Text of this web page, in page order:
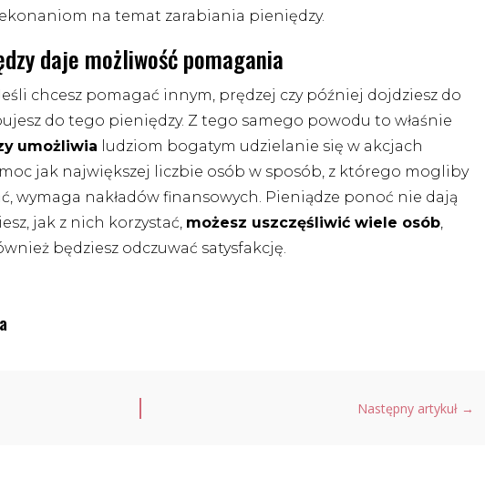
na temat zarabiania pieniędzy.
daje możliwość pomagania
chcesz pomagać innym, prędzej czy później dojdziesz do
do tego pieniędzy. Z tego samego powodu to właśnie
umożliwia ludziom bogatym udzielanie się w akcjach
jak największej liczbie osób w sposób, z którego mogliby
wymaga nakładów finansowych. Pieniądze ponoć nie dają
jak z nich korzystać, możesz uszczęśliwić wiele osób
będziesz odczuwać satysfakcję.
Następny artykuł →